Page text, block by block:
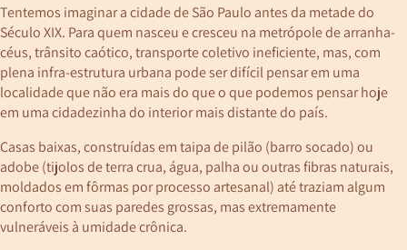
Tentemos imaginar a cidade de São Paulo antes da metade do
Século XIX. Para quem nasceu e cresceu na metrópole de arranha-
céus, trânsito caótico, transporte coletivo ineficiente, mas, com
plena infra-estrutura urbana pode ser difícil pensar em uma
localidade que não era mais do que o que podemos pensar hoje
em uma cidadezinha do interior mais distante do país.
Casas baixas, construídas em taipa de pilão (barro socado) ou
adobe (tijolos de terra crua, água, palha ou outras fibras naturais,
moldados em fôrmas por processo artesanal) até traziam algum
conforto com suas paredes grossas, mas extremamente
vulneráveis à umidade crônica.